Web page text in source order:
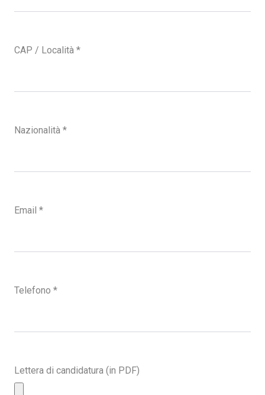
CAP / Località *
Nazionalità *
Email *
Telefono *
Lettera di candidatura (in PDF)